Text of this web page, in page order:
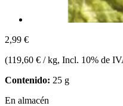
2,99 €
(119,60 € / kg, Incl. 10% de
Contenido: 25 g
En almacén